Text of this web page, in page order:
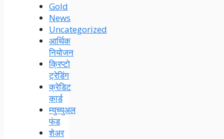
Gold
News
Uncategorized
आर्थिक
नियोजन
क्रिप्टो
ट्रेडिंग
क्रेडिट
कार्ड
म्युच्युअल
फंड
शेअर